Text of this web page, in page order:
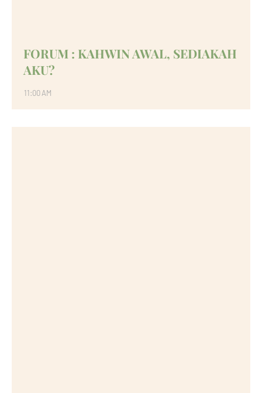
FORUM : KAHWIN AWAL, SEDIAKAH
AKU?
11:00 AM